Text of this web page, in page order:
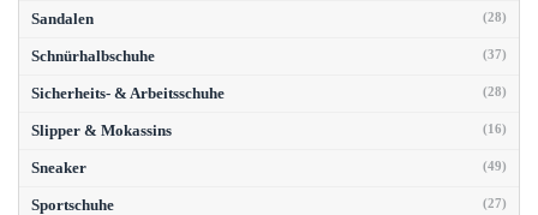
Sandalen (28)
Schnürhalbschuhe (37)
Sicherheits- & Arbeitsschuhe (28)
Slipper & Mokassins (16)
Sneaker (49)
Sportschuhe (27)